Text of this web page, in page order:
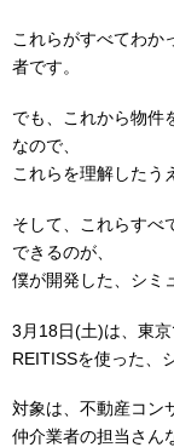
これらがすべてわか
者です。
でも、これから物件
なので、
これらを理解したう
そして、これらすべ
できるのが、
僕が開発した、シミ
3月18日(土)は、東
REITISSを使った、
対象は、不動産コン
仲介業者の担当さん